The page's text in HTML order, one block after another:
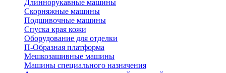
Длиннорукавные машины
Скорняжные машины
Подшивочные машины
Спуска края кожи
Оборудование для отделки
П-Образная платформа
Мешкозашивные машины
Машины специального назначения